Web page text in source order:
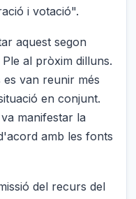
i votació".
aquest segon
al pròxim dilluns.
es van reunir més
en conjunt.
manifestar la
amb les fonts
del recurs del